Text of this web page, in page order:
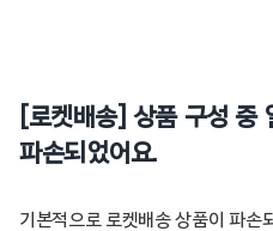
[로켓배송] 상품 구성 중
파손되었어요.
기본적으로 로켓배송 상품이 파손